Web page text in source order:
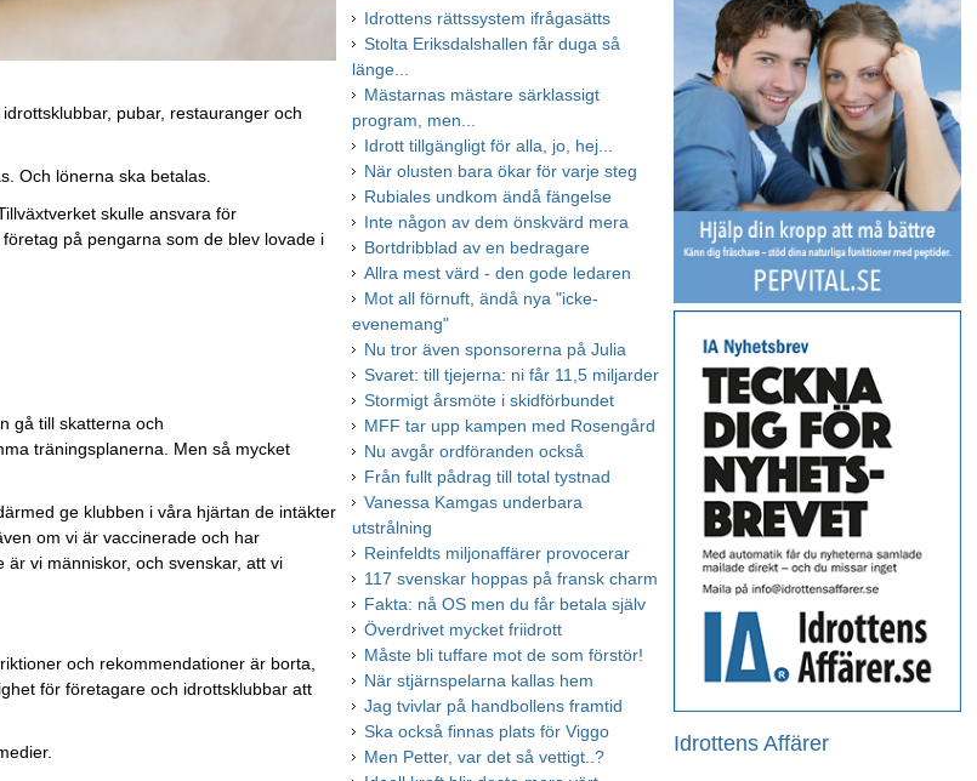
pubar, restauranger och
Och lönerna ska betalas.
skulle ansvara för
på pengarna som de blev lovade i
gå till skatterna och
träningsplanerna. Men så mycket
ge klubben i våra hjärtan de intäkter
om vi är vaccinerade och har
vi människor, och svenskar, att vi
och rekommendationer är borta,
för företagare och idrottsklubbar att
Idrottens Affärer
Idrottens rättssystem ifrågasätts
Stolta Eriksdalshallen får duga så
länge...
Mästarnas mästare särklassigt
program, men...
Idrott tillgängligt för alla, jo, hej...
När olusten bara ökar för varje steg
Rubiales undkom ändå fängelse
Inte någon av dem önskvärd mera
Bortdribblad av en bedragare
Allra mest värd - den gode ledaren
Mot all förnuft, ändå nya "icke-
evenemang"
Nu tror även sponsorerna på Julia
Svaret: till tjejerna: ni får 11,5 miljarder
Stormigt årsmöte i skidförbundet
MFF tar upp kampen med Rosengård
Nu avgår ordföranden också
Från fullt pådrag till total tystnad
Vanessa Kamgas underbara
utstrålning
Reinfeldts miljonaffärer provocerar
117 svenskar hoppas på fransk charm
Fakta: nå OS men du får betala själv
Överdrivet mycket friidrott
Måste bli tuffare mot de som förstör!
När stjärnspelarna kallas hem
Jag tvivlar på handbollens framtid
Ska också finnas plats för Viggo
Men Petter, var det så vettigt..?